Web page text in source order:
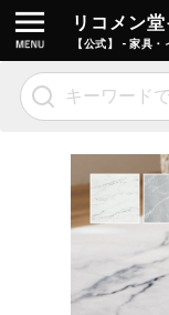
リコメン
【公式】 - 家具